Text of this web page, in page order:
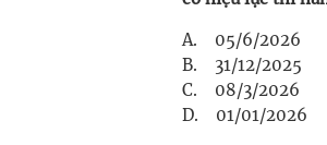
A. 05/6/2026
B. 31/12/2025
C. 08/3/2026
D. 01/01/2026